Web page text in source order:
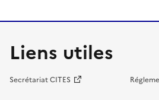
Liens utiles
Secrétariat CITES